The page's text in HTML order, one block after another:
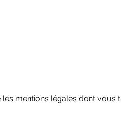
mentions légales dont vous